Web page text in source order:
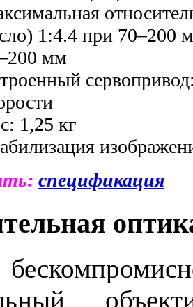
1:4.4 при 70–200
мм
1,25 кг
спецификация